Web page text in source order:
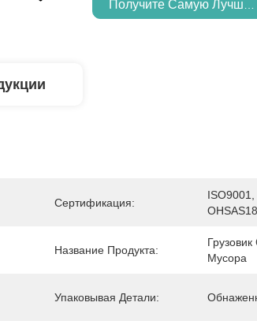
Получите Самую Лучшую
Сертификация:
ISO9001,
Название Продукта:
Мусора
Упаковывая Детали: